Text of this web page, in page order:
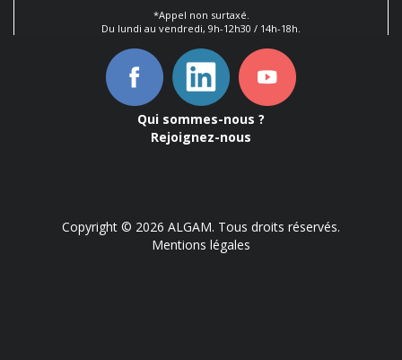
*Appel non surtaxé.
Du lundi au vendredi, 9h-12h30 / 14h-18h.
Qui sommes-nous ?
Rejoignez-nous
Copyright © 2026 ALGAM. Tous droits réservés.
Mentions légales